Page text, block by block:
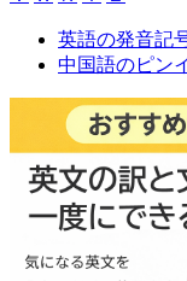
英語の発音記
中国語のピン